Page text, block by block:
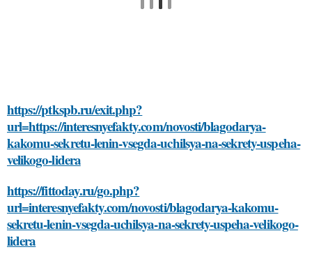
https://ptkspb.ru/exit.php?
url=https://interesnyefakty.com/novosti/blagodarya-
kakomu-sekretu-lenin-vsegda-uchilsya-na-sekrety-uspeha-
velikogo-lidera
https://fittoday.ru/go.php?
url=interesnyefakty.com/novosti/blagodarya-kakomu-
sekretu-lenin-vsegda-uchilsya-na-sekrety-uspeha-velikogo-
lidera